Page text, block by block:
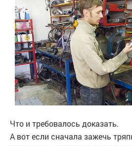
Что и требовалось доказать.
А вот если сначала зажечь